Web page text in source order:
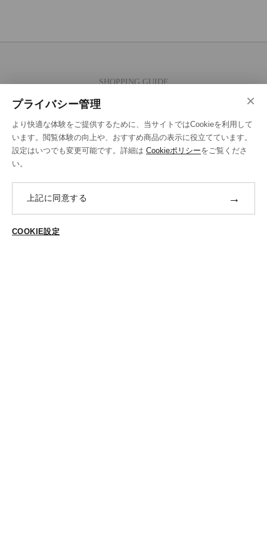
SHOPPING GUIDE
送料・ラッピング·配送方法
×
プライバシー管理
より快適な体験をご提供するために、当サイトではCookieを利用して
います。閲覧体験の向上や、おすすめ商品の表示に役立てています。
設定はいつでも変更可能です。詳細は Cookieポリシーをご覧くださ
い。
上記に同意する →
COOKIE設定